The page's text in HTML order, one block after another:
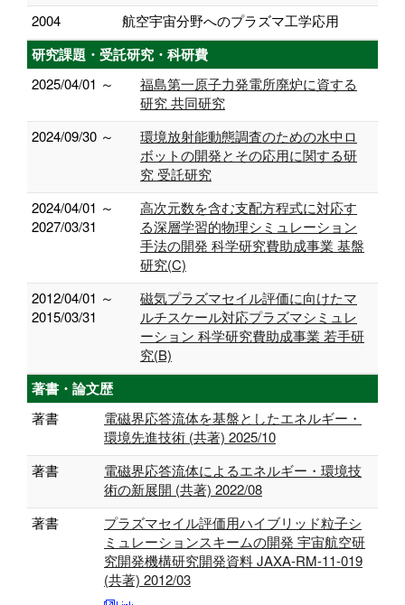
2004
航空宇宙分野へのプラズマ工学応用
研究課題・受託研究・科研費
2025/04/01 ～
福島第一原子力発電所廃炉に資する
研究 共同研究
2024/09/30 ～
環境放射能動態調査のための水中ロ
ボットの開発とその応用に関する研
究 受託研究
2024/04/01 ～
2027/03/31
高次元数を含む支配方程式に対応す
る深層学習的物理シミュレーション
手法の開発 科学研究費助成事業 基盤
研究(C)
2012/04/01 ～
2015/03/31
磁気プラズマセイル評価に向けたマ
ルチスケール対応プラズマシミュレ
ーション 科学研究費助成事業 若手研
究(B)
著書・論文歴
著書
電磁界応答流体を基盤としたエネルギー・
環境先進技術 (共著) 2025/10
著書
電磁界応答流体によるエネルギー・環境技
術の新展開 (共著) 2022/08
著書
プラズマセイル評価用ハイブリッド粒子シ
ミュレーションスキームの開発 宇宙航空研
究開発機構研究開発資料 JAXA-RM-11-019
(共著) 2012/03